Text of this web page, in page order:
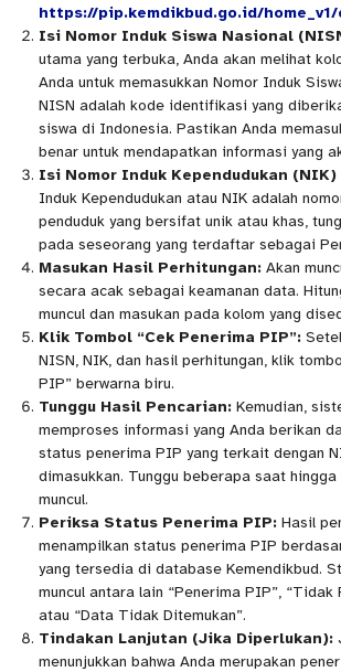
https://pip.kemdikbud.go.id/home_v1/
Isi Nomor Induk Siswa Nasional
utama yang terbuka, Anda akan melihat
Anda untuk memasukkan Nomor Induk
NISN adalah kode identifikasi yang
siswa di Indonesia. Pastikan Anda
benar untuk mendapatkan informasi yang
Isi Nomor Induk Kependudukan (NIK)
Induk Kependudukan atau NIK adalah
penduduk yang bersifat unik atau khas,
pada seseorang yang terdaftar sebagai
Masukan Hasil Perhitungan: Akan
secara acak sebagai keamanan data.
muncul dan masukan pada kolom yang
Klik Tombol “Cek Penerima PIP”:
NISN, NIK, dan hasil perhitungan, klik
PIP” berwarna biru.
Tunggu Hasil Pencarian: Kemudian,
memproses informasi yang Anda berikan
status penerima PIP yang terkait dengan
dimasukkan. Tunggu beberapa saat
muncul.
Periksa Status Penerima PIP: Hasil
menampilkan status penerima PIP
yang tersedia di database Kemendikbud.
muncul antara lain “Penerima PIP”, “Tidak
atau “Data Tidak Ditemukan”.
Tindakan Lanjutan (Jika Diperlukan):
menunjukkan bahwa Anda merupakan